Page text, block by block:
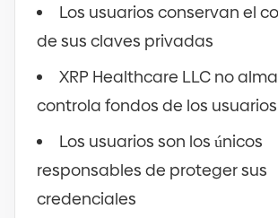
Los usuarios conservan el
de sus claves privadas
XRP Healthcare LLC no
controla fondos de los usuarios
Los usuarios son los únicos
responsables de proteger sus
credenciales